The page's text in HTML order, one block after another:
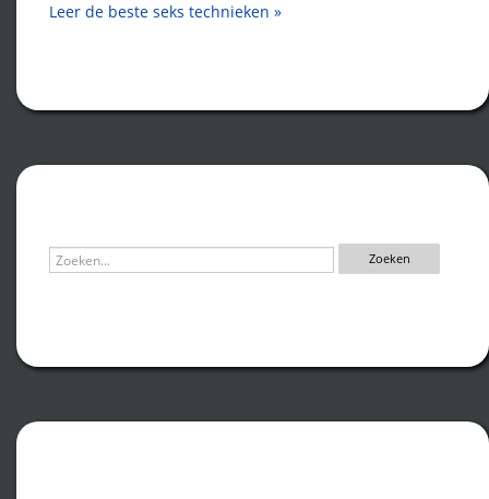
Leer de beste seks technieken »